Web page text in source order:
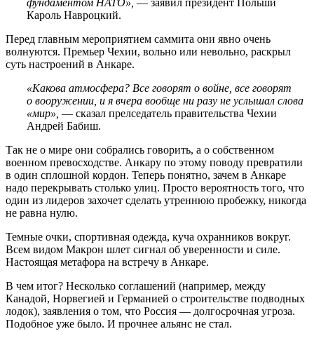
Кароль Навроцкий.
Перед главным мероприятием саммита они явно очень
волнуются. Премьер Чехии, вольно или невольно, раскрыл
суть настроений в Анкаре.
«Какова атмосфера? Все говорят о войне, все говорят
о вооружении, и я вчера вообще ни разу не услышал слова
«мир», — сказал прелседатель правительства Чехии
Андрей Бабиш.
Так не о мире они собрались говорить, а о собственном
военном превосходстве. Анкару по этому поводу превратили
в один сплошной кордон. Теперь понятно, зачем в Анкаре
надо перекрывать столько улиц. Просто вероятность того, что
один из лидеров захочет сделать утреннюю пробежку, никогда
не равна нулю.
Темные очки, спортивная одежда, куча охранников вокруг.
Всем видом Макрон шлет сигнал об уверенности и силе.
Настоящая метафора на встречу в Анкаре.
В чем итог? Несколько соглашений (например, между
Канадой, Норвегией и Германией о строительстве подводных
лодок), заявления о том, что Россия — долгосрочная угроза.
Подобное уже было. И прочнее альянс не стал.